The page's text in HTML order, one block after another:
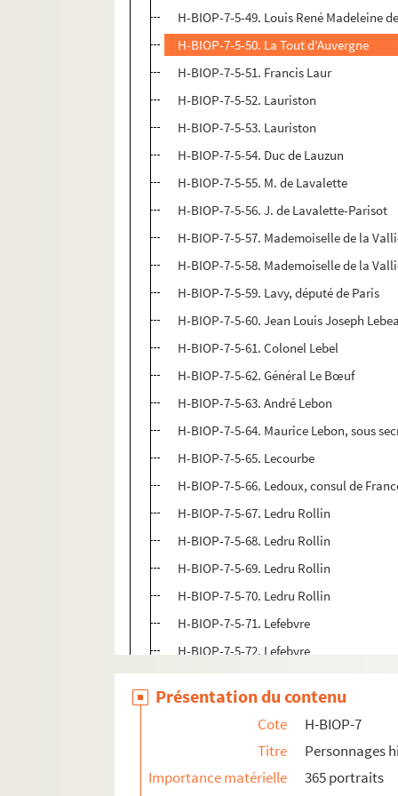
H-BIOP-7-5-49. Louis René Madeleine
H-BIOP-7-5-50. La Tout d'Auvergne
H-BIOP-7-5-51. Francis Laur
H-BIOP-7-5-52. Lauriston
H-BIOP-7-5-53. Lauriston
H-BIOP-7-5-54. Duc de Lauzun
H-BIOP-7-5-55. M. de Lavalette
H-BIOP-7-5-56. J. de Lavalette-Parisot
H-BIOP-7-5-57. Mademoiselle de la
H-BIOP-7-5-58. Mademoiselle de la
H-BIOP-7-5-59. Lavy, député de Paris
H-BIOP-7-5-60. Jean Louis Joseph
H-BIOP-7-5-61. Colonel Lebel
H-BIOP-7-5-62. Général Le Bœuf
H-BIOP-7-5-63. André Lebon
H-BIOP-7-5-64. Maurice Lebon, sous
H-BIOP-7-5-65. Lecourbe
H-BIOP-7-5-66. Ledoux, consul de
H-BIOP-7-5-67. Ledru Rollin
H-BIOP-7-5-68. Ledru Rollin
H-BIOP-7-5-69. Ledru Rollin
H-BIOP-7-5-70. Ledru Rollin
H-BIOP-7-5-71. Lefebvre
H-BIOP-7-5-72. Lefebvre
H-BIOP-7-5-73. Lefebre Pontalis
H-BIOP-7-5-74. Lefebre Pontalis
H-BIOP-7-5-75. Vice-amiral Lefèvre,
H-BIOP-7-5-76. Comte Olivier le
H-BIOP-7-5-77. Legrand
Présentation du contenu
Cote
H-BIOP-7
Titre
Personnages
Importance matérielle
365 portraits